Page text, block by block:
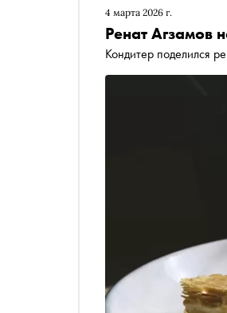
4 марта 2026 г.
Ренат Агзамов
Кондитер поделился